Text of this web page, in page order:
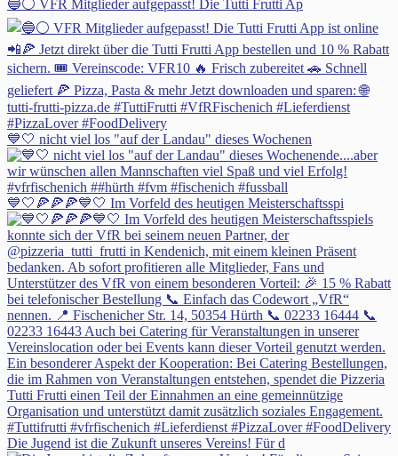
🔵⚪ VFR Mitglieder aufgepasst! Die Tutti Frutti Ap
💙🤍 nicht viel los "auf der Landau" dieses Wochenen
💙🤍🍕🍕🍕💙🤍 Im Vorfeld des heutigen Meisterschaftsspi
Die Jugend ist die Zukunft unseres Vereins! Für d